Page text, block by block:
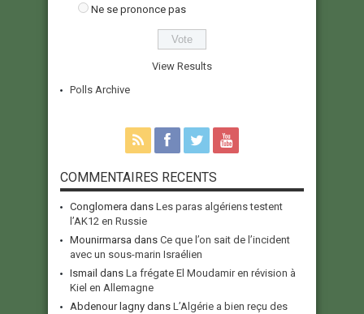
Ne se prononce pas
View Results
Polls Archive
COMMENTAIRES RECENTS
Conglomera dans Les paras algériens testent
l’AK12 en Russie
Mounirmarsa dans Ce que l’on sait de l’incident
avec un sous-marin Israélien
Ismail dans La frégate El Moudamir en révision à
Kiel en Allemagne
Abdenour lagny dans L’Algérie a bien reçu des